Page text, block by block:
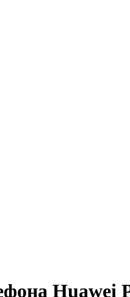
Huawei